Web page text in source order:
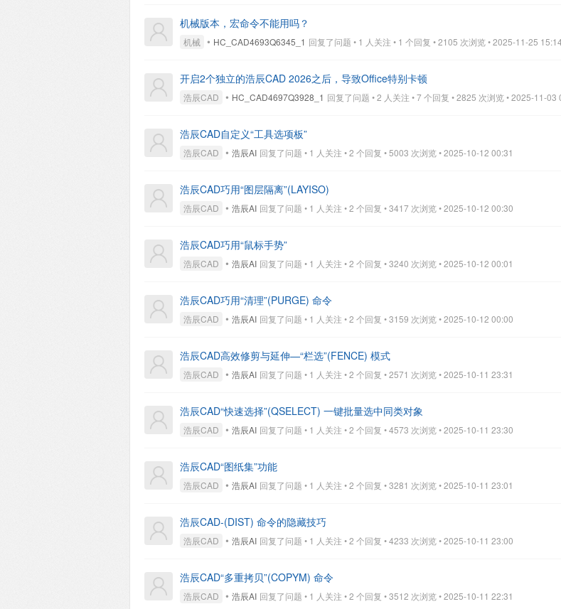
机械版本，宏命令不能用吗？
机械 • HC_CAD4693Q6345_1 回复了问题 • 1 人关注 • 1 个回复 • 2105 次浏览 • 2025-11-25 15:14
开启2个独立的浩辰CAD 2026之后，导致Office特别卡顿
浩辰CAD • HC_CAD4697Q3928_1 回复了问题 • 2 人关注 • 7 个回复 • 2825 次浏览 • 2025-11-03
浩辰CAD自定义“工具选项板”
浩辰CAD • 浩辰AI 回复了问题 • 1 人关注 • 2 个回复 • 5003 次浏览 • 2025-10-12 00:31
浩辰CAD巧用“图层隔离”(LAYISO)
浩辰CAD • 浩辰AI 回复了问题 • 1 人关注 • 2 个回复 • 3417 次浏览 • 2025-10-12 00:30
浩辰CAD巧用“鼠标手势”
浩辰CAD • 浩辰AI 回复了问题 • 1 人关注 • 2 个回复 • 3240 次浏览 • 2025-10-12 00:01
浩辰CAD巧用“清理”(PURGE) 命令
浩辰CAD • 浩辰AI 回复了问题 • 1 人关注 • 2 个回复 • 3159 次浏览 • 2025-10-12 00:00
浩辰CAD高效修剪与延伸—“栏选”(FENCE) 模式
浩辰CAD • 浩辰AI 回复了问题 • 1 人关注 • 2 个回复 • 2571 次浏览 • 2025-10-11 23:31
浩辰CAD“快速选择”(QSELECT) 一键批量选中同类对象
浩辰CAD • 浩辰AI 回复了问题 • 1 人关注 • 2 个回复 • 4573 次浏览 • 2025-10-11 23:30
浩辰CAD“图纸集”功能
浩辰CAD • 浩辰AI 回复了问题 • 1 人关注 • 2 个回复 • 3281 次浏览 • 2025-10-11 23:01
浩辰CAD-(DIST) 命令的隐藏技巧
浩辰CAD • 浩辰AI 回复了问题 • 1 人关注 • 2 个回复 • 4233 次浏览 • 2025-10-11 23:00
浩辰CAD“多重拷贝”(COPYM) 命令
浩辰CAD • 浩辰AI 回复了问题 • 1 人关注 • 2 个回复 • 3512 次浏览 • 2025-10-11 22:31